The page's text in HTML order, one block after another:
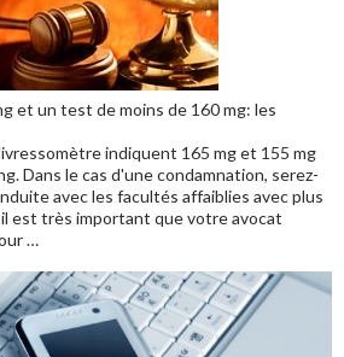
et un test de moins de 160 mg: les
indiquent 165 mg et 155 mg
Dans le cas d'une condamnation, serez-
avec les facultés affaiblies avec plus
il est très important que votre avocat
…